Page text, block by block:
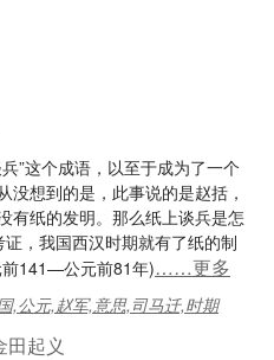
”这个成语，以至于成为了一个
没想到的是，此事说的是赵括，
有纸的发明。那么纸上谈兵是怎
，我国西汉时期就有了纸的制
141—公元前81年)……更多
,公元,赵军,意思,司马迁,时期